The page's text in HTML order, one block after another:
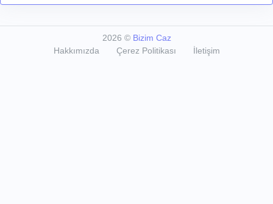
2026 © Bizim Caz
Hakkımızda
Çerez Politikası İletişim